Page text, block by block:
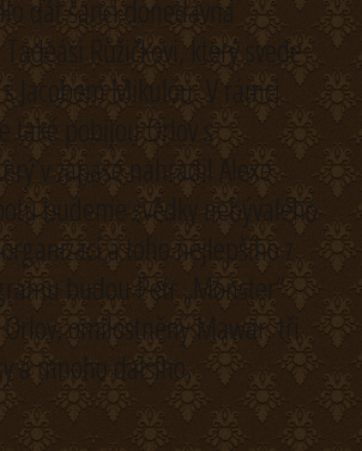
dát šanci donedávna
Růžičkovi, který svede
Jacobem Mikulou. V rámci
také pobijou Orlov s
v zápase nahradil Alexe
budeme svědky nebývalého
a toho nejlepšího z
budou Petr „Monster“
Orlov, omilostněný Mawar, tři
a mnoho dalšího.